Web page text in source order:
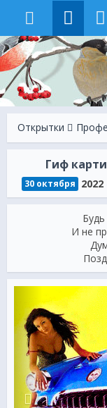
Открытки
Гиф
30 октября 2022
И не